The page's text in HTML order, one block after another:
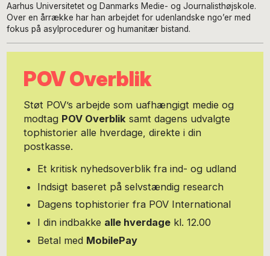
Aarhus Universitetet og Danmarks Medie- og Journalisthøjskole.
Over en årrække har han arbejdet for udenlandske ngo’er med
fokus på asylprocedurer og humanitær bistand.
POV Overblik
Støt POV’s arbejde som uafhængigt medie og
modtag POV Overbliksamt dagens udvalgte
tophistorier alle hverdage, direkte i din
postkasse.
Et kritisk nyhedsoverblik fra ind- og udland
Indsigt baseret på selvstændig research
Dagens tophistorier fra POV International
I din indbakke alle hverdage kl. 12.00
Betal med MobilePay